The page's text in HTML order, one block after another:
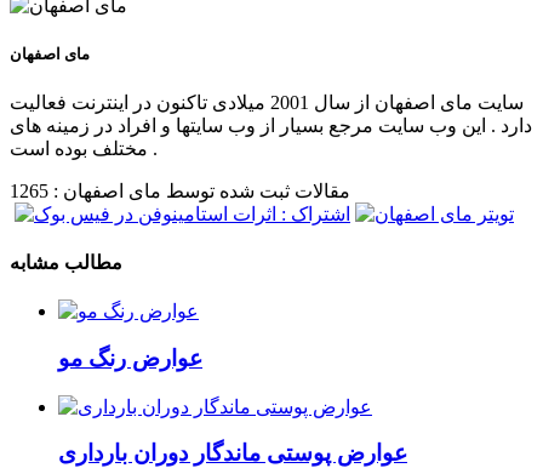
مای اصفهان
سایت مای اصفهان از سال 2001 میلادی تاکنون در اینترنت فعالیت
دارد . این وب سایت مرجع بسیار از وب سایتها و افراد در زمینه های
مختلف بوده است .
مقالات ثبت شده توسط مای اصفهان : 1265
مطالب مشابه
عوارض رنگ مو
عوارض پوستی ماندگار دوران بارداری